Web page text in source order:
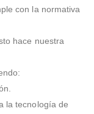
con la normativa
hace nuestra
la tecnología de